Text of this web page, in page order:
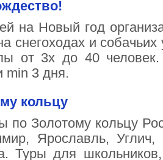
на Новый год
снегоходах и
от 3х до 40
min 3 дня.
кольцу
по Золотому кольцу
Ярославль,
Туры для